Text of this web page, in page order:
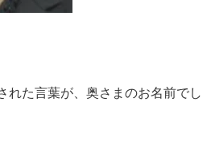
れた言葉が、奥さまのお名前でし